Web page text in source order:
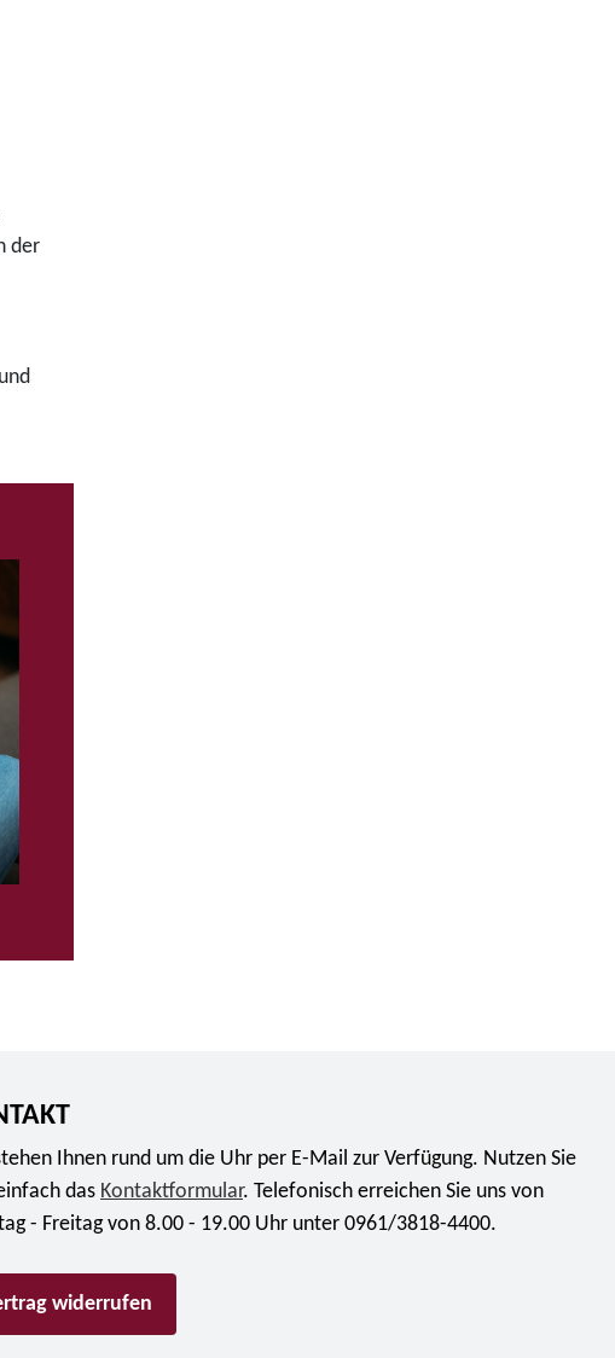
der
Ihnen rund um die Uhr per E-Mail zur Verfügung. Nutzen Sie
das Kontaktformular. Telefonisch erreichen Sie uns von
- Freitag von 8.00 - 19.00 Uhr unter 0961/3818-4400.
widerrufen